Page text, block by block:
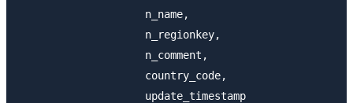
                    n_name,
                    n_regionkey,
                    n_comment,
                    country_code,
                    update_timestamp